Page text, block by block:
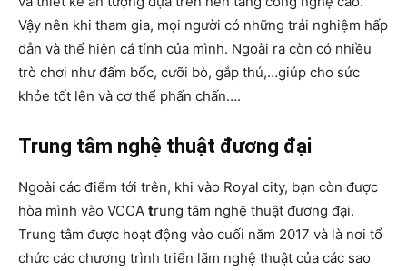
Vậy nên khi tham gia, mọi người có những trải nghiệm hấp
dẫn và thể hiện cá tính của mình. Ngoài ra còn có nhiều
trò chơi như đấm bốc, cưỡi bò, gắp thú,…giúp cho sức
khỏe tốt lên và cơ thể phấn chấn….
Trung tâm nghệ thuật đương đại
Ngoài các điểm tới trên, khi vào Royal city, bạn còn được
hòa mình vào VCCA trung tâm nghệ thuật đương đại.
Trung tâm được hoạt động vào cuối năm 2017 và là nơi tổ
chức các chương trình triển lãm nghệ thuật của các sao